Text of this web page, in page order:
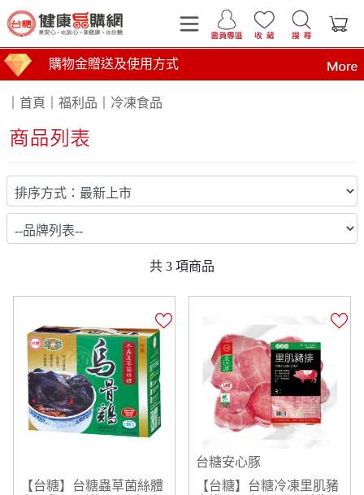
購物金贈送及使用方式
運費計算標準
商品到貨時間說明
台糖產品這裡買 健康美味帶回家
買安心 吃放心 要健康 找台糖
台糖產品 食在安心 查驗報告在這裡
全臺第1家最環保國營企業！榮獲行政院環境部網購包
首頁 福利品 冷凍食品
共 3 項商品
【台糖】台糖蟲草菌絲體
台糖安心豚
【台糖】台糖冷凍里肌豬